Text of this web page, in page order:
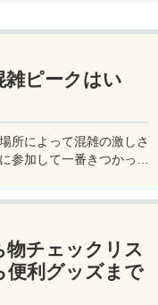
雑ピークはい
所によって混雑の激しさ
参加して一番きつかった
物チェックリス
便利グッズまで